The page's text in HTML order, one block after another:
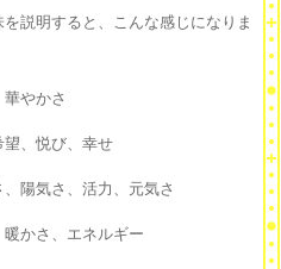
説明すると、こんな感じになりま
やかさ
、悦び、幸せ
陽気さ、活力、元気さ
かさ、エネルギー